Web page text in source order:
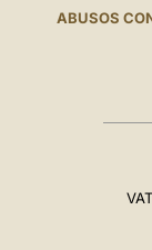
ABUSOS